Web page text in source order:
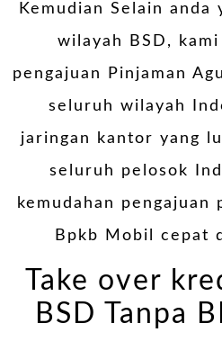
Kemudian Selain
wilayah BSD,
pengajuan Pinjaman
seluruh wilayah
jaringan kantor yang
seluruh pelosok
kemudahan pengajuan
Bpkb Mobil cepat
Take over
BSD Tanpa